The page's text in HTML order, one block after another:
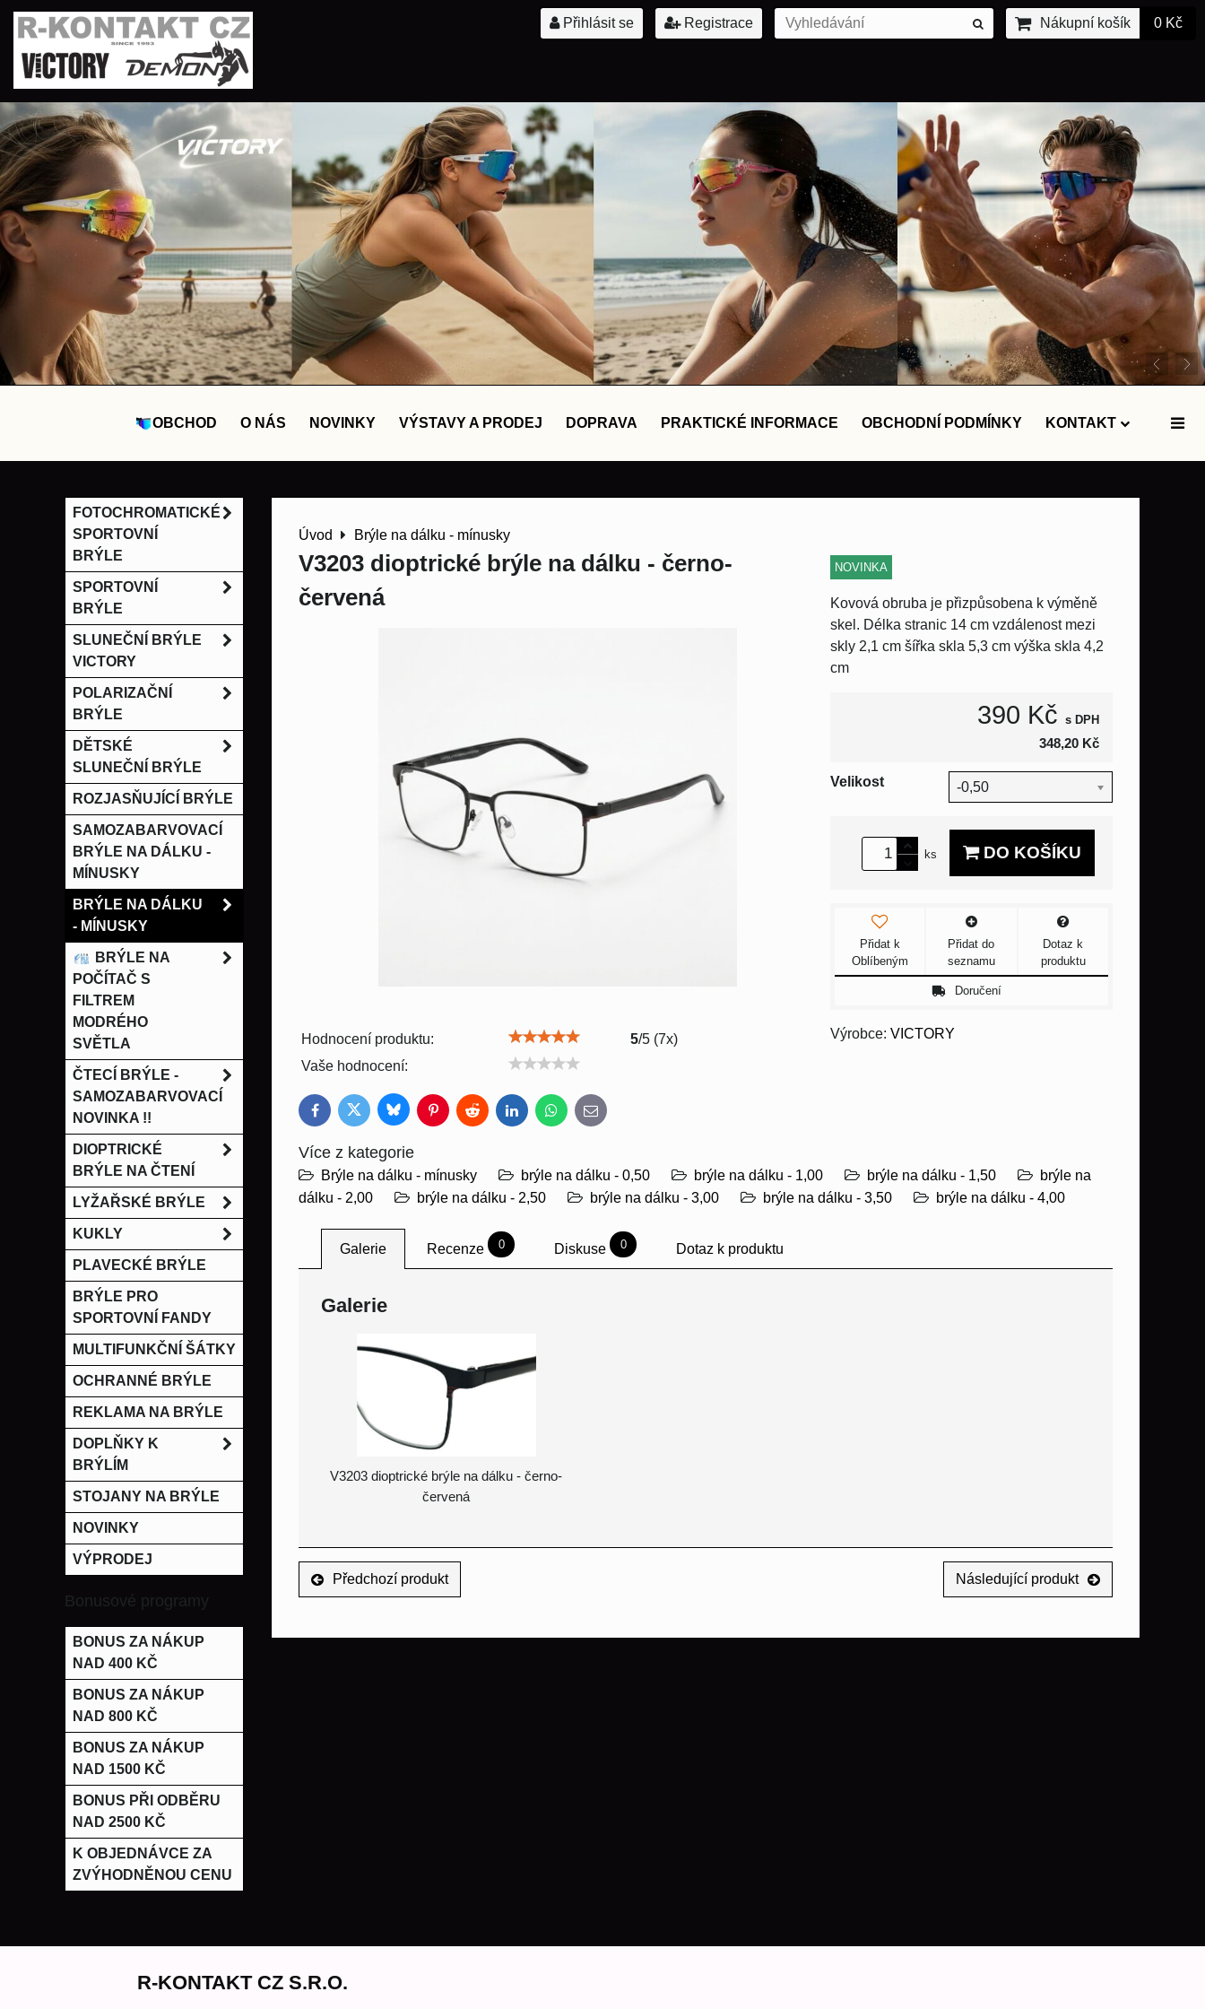
Přihlásit se Registrace Nákupní košík 0 Kč
OBCHOD O NÁS NOVINKY VÝSTAVY A PRODEJ DOPRAVA PRAKTICKÉ INFORMACE OBCHODNÍ PODMÍNKY KONTAKT
Úvod Brýle na dálku - mínusky
V3203 dioptrické brýle na dálku - černo-
červená
Hodnocení produktu: 5/5 (7x)
Vaše hodnocení:
NOVINKA
Kovová obruba je přizpůsobena k výměně
skel. Délka stranic 14 cm vzdálenost mezi
skly 2,1 cm šířka skla 5,3 cm výška skla 4,2
cm
390 Kč s DPH
348,20 Kč
Velikost -0,50
ks DO KOŠÍKU
Přidat k
Oblíbeným
Přidat do
seznamu
Dotaz k
produktu
Doručení
Výrobce: VICTORY
FacebookTwitter BlueskyPinterestReddit LinkedInWhatsApp
E-
mail
Více z kategorie
Brýle na dálku - mínusky brýle na dálku - 0,50 brýle na dálku - 1,00 brýle na dálku - 1,50
brýle na
dálku - 2,00
brýle na dálku - 2,50 brýle na dálku - 3,00 brýle na dálku - 3,50 brýle na dálku - 4,00
Galerie Recenze 0 Diskuse 0 Dotaz k produktu
Galerie
V3203 dioptrické brýle na dálku - černo-
červená
Předchozí produkt Následující produkt
FOTOCHROMATICKÉ
SPORTOVNÍ
BRÝLE
SPORTOVNÍ
BRÝLE
SLUNEČNÍ BRÝLE
VICTORY
POLARIZAČNÍ
BRÝLE
DĚTSKÉ
SLUNEČNÍ BRÝLE
ROZJASŇUJÍCÍ BRÝLE
SAMOZABARVOVACÍ
BRÝLE NA DÁLKU -
MÍNUSKY
BRÝLE NA DÁLKU
- MÍNUSKY
BRÝLE NA
POČÍTAČ S
FILTREM
MODRÉHO
SVĚTLA
ČTECÍ BRÝLE -
SAMOZABARVOVACÍ
NOVINKA !!
DIOPTRICKÉ
BRÝLE NA ČTENÍ
LYŽAŘSKÉ BRÝLE
KUKLY
PLAVECKÉ BRÝLE
BRÝLE PRO
SPORTOVNÍ FANDY
MULTIFUNKČNÍ ŠÁTKY
OCHRANNÉ BRÝLE
REKLAMA NA BRÝLE
DOPLŇKY K
BRÝLÍM
STOJANY NA BRÝLE
NOVINKY
VÝPRODEJ
Bonusové programy
BONUS ZA NÁKUP
NAD 400 KČ
BONUS ZA NÁKUP
NAD 800 KČ
BONUS ZA NÁKUP
NAD 1500 KČ
BONUS PŘI ODBĚRU
NAD 2500 KČ
K OBJEDNÁVCE ZA
ZVÝHODNĚNOU CENU
R-KONTAKT CZ S.R.O.